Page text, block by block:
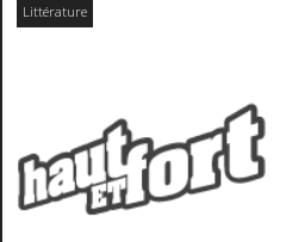
Littérature